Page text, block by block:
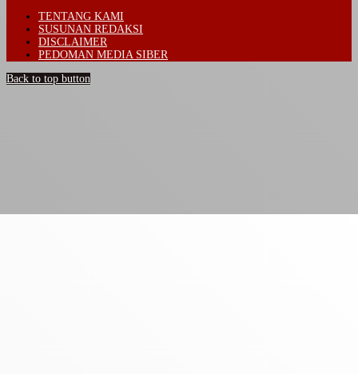
TENTANG KAMI
SUSUNAN REDAKSI
DISCLAIMER
PEDOMAN MEDIA SIBER
Back to top button